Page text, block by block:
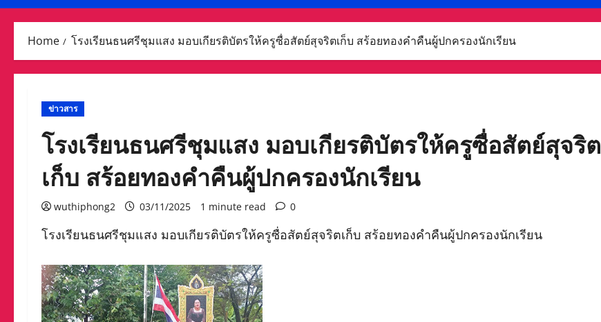
Home โรงเรียนธนศรีชุมแสง มอบเกียรติบัตรให้ครูซื่อสัตย์สุจริตเก็บ สร้อยทองคำคืนผู้ปกครองนักเรียน
ข่าวสาร
โรงเรียนธนศรีชุมแสง มอบเกียรติบัตรให้ครูซื่อสัตย์สุจริต
เก็บ สร้อยทองคำคืนผู้ปกครองนักเรียน
wuthiphong2 03/11/2025 1 minute read 0
โรงเรียนธนศรีชุมแสง มอบเกียรติบัตรให้ครูซื่อสัตย์สุจริตเก็บ สร้อยทองคำคืนผู้ปกครองนักเรียน